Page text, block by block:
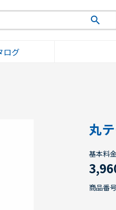
search
ログ
丸
基本料
商品番